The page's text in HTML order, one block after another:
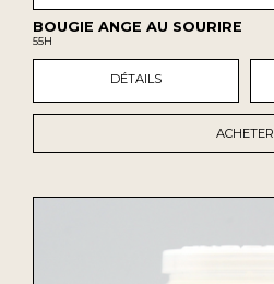
BOUGIE ANGE AU SOURIRE
55H
DÉTAILS
ACHETER